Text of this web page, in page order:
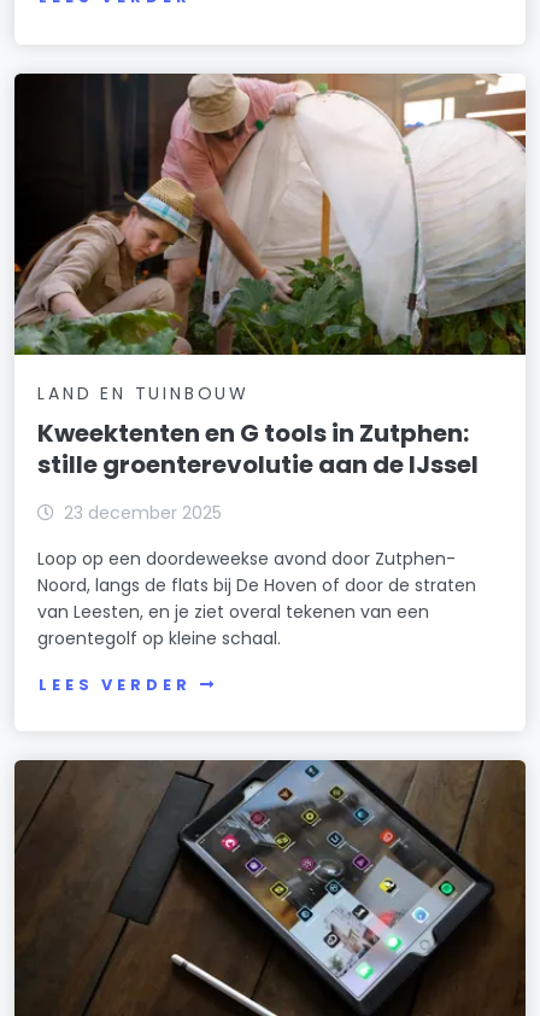
LAND EN TUINBOUW
Kweektenten en G tools in Zutphen:
stille groenterevolutie aan de IJssel
23 december 2025
Loop op een doordeweekse avond door Zutphen-
Noord, langs de flats bij De Hoven of door de straten
van Leesten, en je ziet overal tekenen van een
groentegolf op kleine schaal.
LEES VERDER